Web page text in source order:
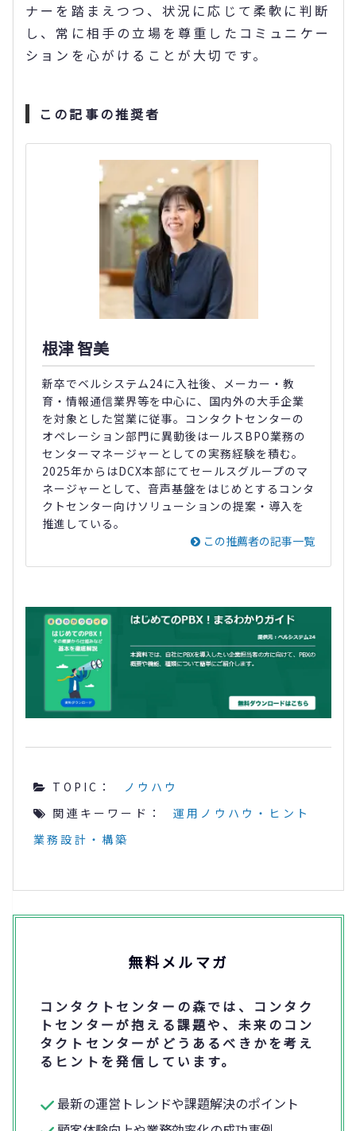
ナーを踏まえつつ、状況に応じて柔軟に判断
し、常に相手の立場を尊重したコミュニケー
ションを心がけることが大切です。
この記事の推奨者
根津 智美
新卒でベルシステム24に入社後、メーカー・教
育・情報通信業界等を中心に、国内外の大手企業
を対象とした営業に従事。コンタクトセンターの
オペレーション部門に異動後はールスBPO業務の
センターマネージャーとしての実務経験を積む。
2025年からはDCX本部にてセールスグループのマ
ネージャーとして、音声基盤をはじめとするコンタ
クトセンター向けソリューションの提案・導入を
推進している。
この推薦者の記事一覧
TOPIC：
ノウハウ
関連キーワード：
運用ノウハウ・ヒント
業務設計・構築
無料メルマガ
コンタクトセンターの森では、コンタク
トセンターが抱える課題や、未来のコン
タクトセンターがどうあるべきかを考え
るヒントを発信しています。
最新の運営トレンドや課題解決のポイント